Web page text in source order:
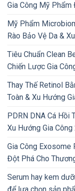
Gia Công Mỹ Phẩm
Mỹ Phẩm
Rào Bảo Vệ Da &
Tiêu Chuẩn Clean
Chiến Lược Gia
Thay Thế Retinol
Toàn & Xu Hướng
PDRN DNA Cá Hồi
Xu Hướng Gia Công
Gia Công Exosome
Đột Phá Cho
Serum hay kem